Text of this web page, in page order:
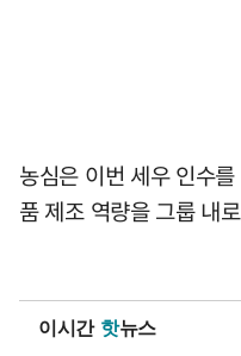
농심은 이번 세우 인수
품 제조 역량을 그룹 내
이시간 핫뉴스